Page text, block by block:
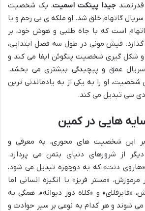
جیدا پینکت اسمیت، یک شخصیت
گاتهام خلق شد. او ملکه ی بی رحم و با
است که با جاه طلبی و هوش خود، بر
گذارد. فیش مونی در طول سه فصل ابتدایی،
شکل گیری شخصیت پنگوئن ایفا می کند و
عمق و پیچیدگی بیشتری می بخشد.
شخصیت، او را به یکی از به یادماندنی ترین
سی تبدیل می کند.
هایی در کمین
بر این شخصیت های محوری، به معرفی و
از شرورهای دنیای بتمن می پردازد.
دنت» که به دوچهره تبدیل می شود،
«مستر فریز» با انگیزه انسانی اما
«فایرفلای» و «کلاه دوز دیوانه»، همگی به
شوند و هر کدام به نوعی بر سیر حوادث و